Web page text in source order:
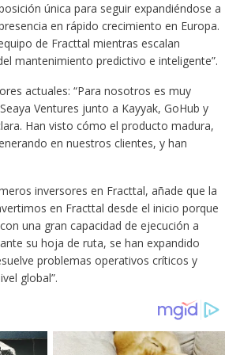
única para seguir expandiéndose a
en rápido crecimiento en Europa.
de Fracttal mientras escalan
mantenimiento predictivo e inteligente”.
actuales: “Para nosotros es muy
Ventures junto a Kayyak, GoHub y
Han visto cómo el producto madura,
en nuestros clientes, y han
inversores en Fracttal, añade que la
en Fracttal desde el inicio porque
una gran capacidad de ejecución a
su hoja de ruta, se han expandido
problemas operativos críticos y
global”.